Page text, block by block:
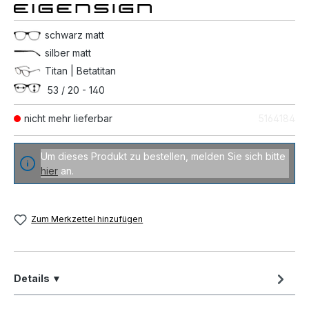
nicht mehr lieferbar
schwarz matt
silber matt
Titan | Betatitan
53 / 20 - 140
Um dieses Produkt zu bestellen, melden Sie sich bitte
hier an.
Zum Merkzettel hinzufügen
Details ▼